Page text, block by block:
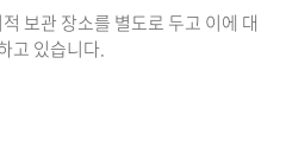
보관 장소를 별도로 두고 이에 대
고 있습니다.